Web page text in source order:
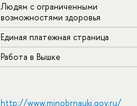
Людям с ограниченными
возможностями здоровья
Единая платежная страница
Работа в Вышке
http://www.minobrnauki.gov.ru/